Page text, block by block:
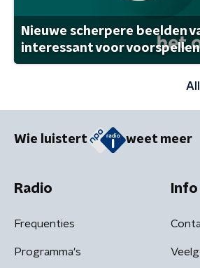
Nieuwe scherpere beelden
interessant voor
Wie luistert weet meer
Radio
Frequenties
Programma's
Info